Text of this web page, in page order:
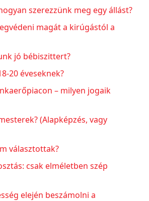
szerezzünk meg egy állást?
magát a kirúgástól a
jó bébiszittert?
20 éveseknek?
– milyen jogaik
(Alapképzés, vagy
választottak?
csak elméletben szép
elején beszámolni a